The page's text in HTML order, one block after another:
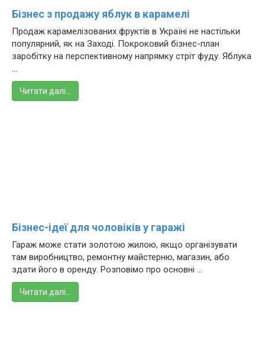
Бізнес з продажу яблук в карамелі
Продаж карамелізованих фруктів в Україні не настільки
популярний, як на Заході. Покроковий бізнес-план
заробітку на перспективному напрямку стріт фуду. Яблука
...
Читати далі…
Бізнес-ідеї для чоловіків у гаражі
Гараж може стати золотою жилою, якщо організувати
там виробництво, ремонтну майстерню, магазин, або
здати його в оренду. Розповімо про основні ...
Читати далі…